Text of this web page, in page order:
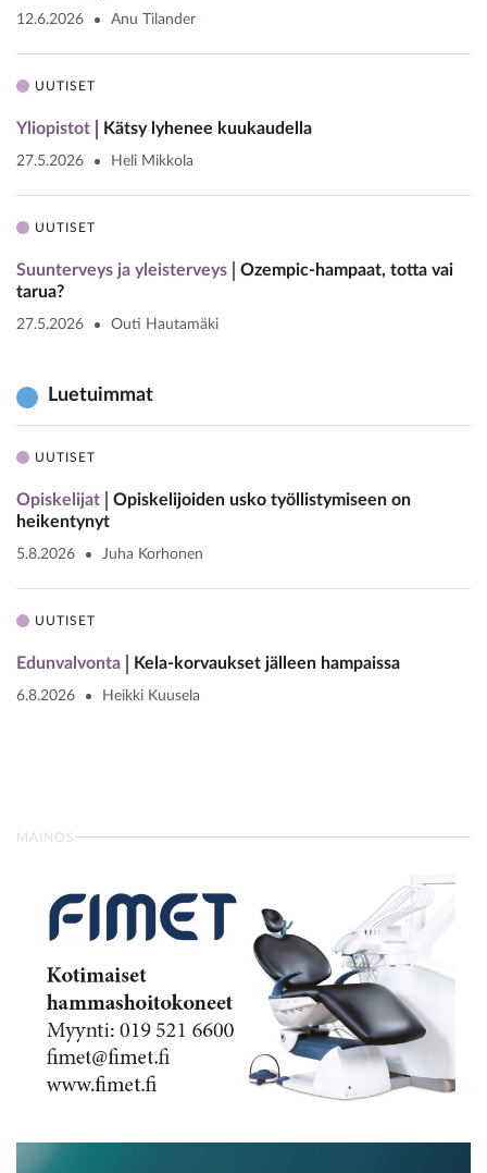
12.6.2026 Anu Tilander
UUTISET
Yliopistot Kätsy lyhenee kuukaudella
27.5.2026 Heli Mikkola
UUTISET
Suunterveys ja yleisterveys
Ozempic-hampaat, totta vai
tarua?
27.5.2026 Outi Hautamäki
Luetuimmat
UUTISET
Opiskelijat
Opiskelijoiden usko työllistymiseen on
heikentynyt
5.8.2026 Juha Korhonen
UUTISET
Edunvalvonta Kela-korvaukset jälleen hampaissa
6.8.2026 Heikki Kuusela
MAINOS